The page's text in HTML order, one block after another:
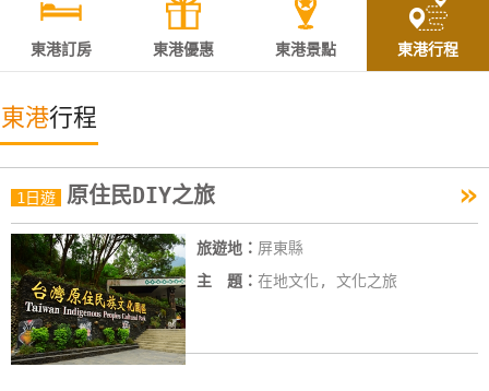
灣
訂
房
直接跟飯店訂房HOT
特
色
民
宿
全
東港訂房 東港優惠 東港景點 東港行程
東港行程
1日遊 原住民DIY之旅 »
旅遊地： 屏東縣
主 題： 在地文化, 文化之旅